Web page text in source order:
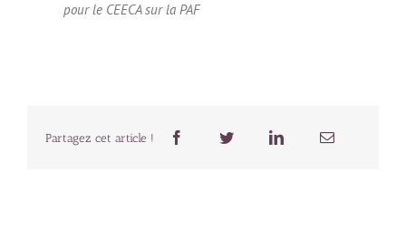
pour le CEECA sur la PAF
Partagez cet article !